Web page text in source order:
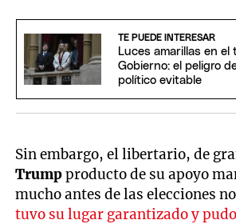
TE PUEDE INTERESAR
Luces amarillas en el
Gobierno: el peligro
político evitable
Sin embargo, el libertario, de
Trumpproducto de su apoyo
mucho antes de las elecciones
tuvo su lugar garantizado y